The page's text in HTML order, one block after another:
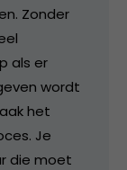
Zonder
als er
wordt
het
Je
die moet